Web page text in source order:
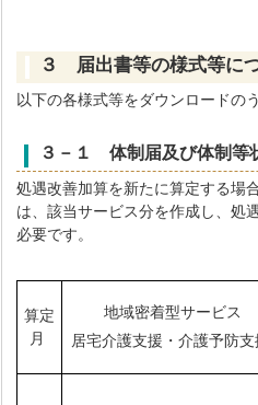
３ 届出書等の様式等に
以下の各様式等をダウンロードの
３－１ 体制届及び体制等
処遇改善加算を新たに算定する場
は、該当サービス分を作成し、処
必要です。
算定
月
地域密着型サービス
居宅介護支援・介護予防支